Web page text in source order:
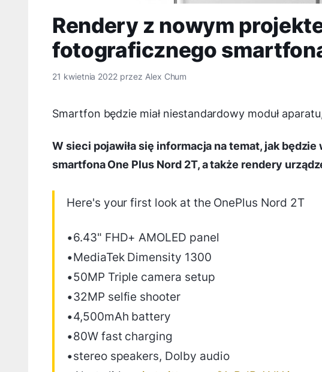
Rendery z nowym
fotograficznego
21 kwietnia 2022 przez Alex Chum
Smartfon będzie miał niestandardowy moduł
W sieci pojawiła się informacja na temat, jak będzie
smartfona One Plus Nord 2T, a także rendery
Here's your first look at the OnePlus Nord 2T
•6.43" FHD+ AMOLED panel
•MediaTek Dimensity 1300
•50MP Triple camera setup
•32MP selfie shooter
•4,500mAh battery
•80W fast charging
•stereo speakers, Dolby audio